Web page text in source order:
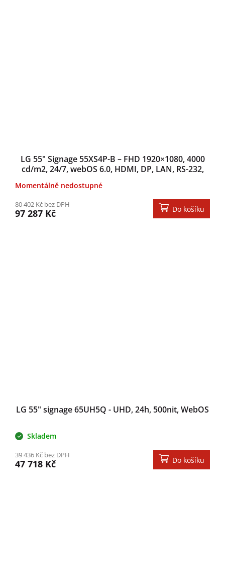
LG 55" Signage 55XS4P-B – FHD 1920×1080, 4000
cd/m2, 24/7, webOS 6.0, HDMI, DP, LAN, RS-232,
Momentálně nedostupné
80 402 Kč bez DPH
97 287 Kč Do košíku
LG 55" signage 65UH5Q - UHD, 24h, 500nit, WebOS
Skladem
39 436 Kč bez DPH
47 718 Kč Do košíku